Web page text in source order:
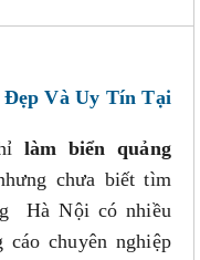
Và Uy Tín Tại
làm biển quảng
chưa biết tìm
Hà Nội có nhiều
chuyên nghiệp